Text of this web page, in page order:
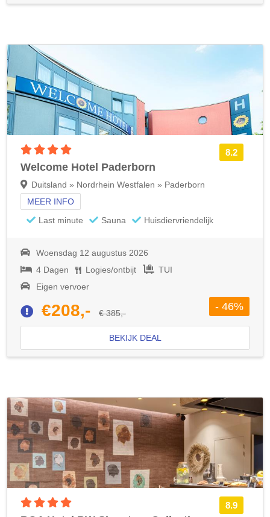
8.2
Welcome Hotel Paderborn
Duitsland » Nordrhein Westfalen » Paderborn
MEER INFO
Last minute
Sauna Huisdiervriendelijk
Woensdag 12 augustus 2026
4 Dagen
Logies/ontbijt
TUI
Eigen vervoer
€208,- € 385,-
- 46%
BEKIJK DEAL
8.9